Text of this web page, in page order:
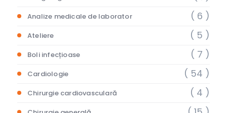
Analize medicale de laborator ( 6 )
Ateliere ( 5 )
Boli infecțioase ( 7 )
Cardiologie ( 54 )
Chirurgie cardiovasculară ( 4 )